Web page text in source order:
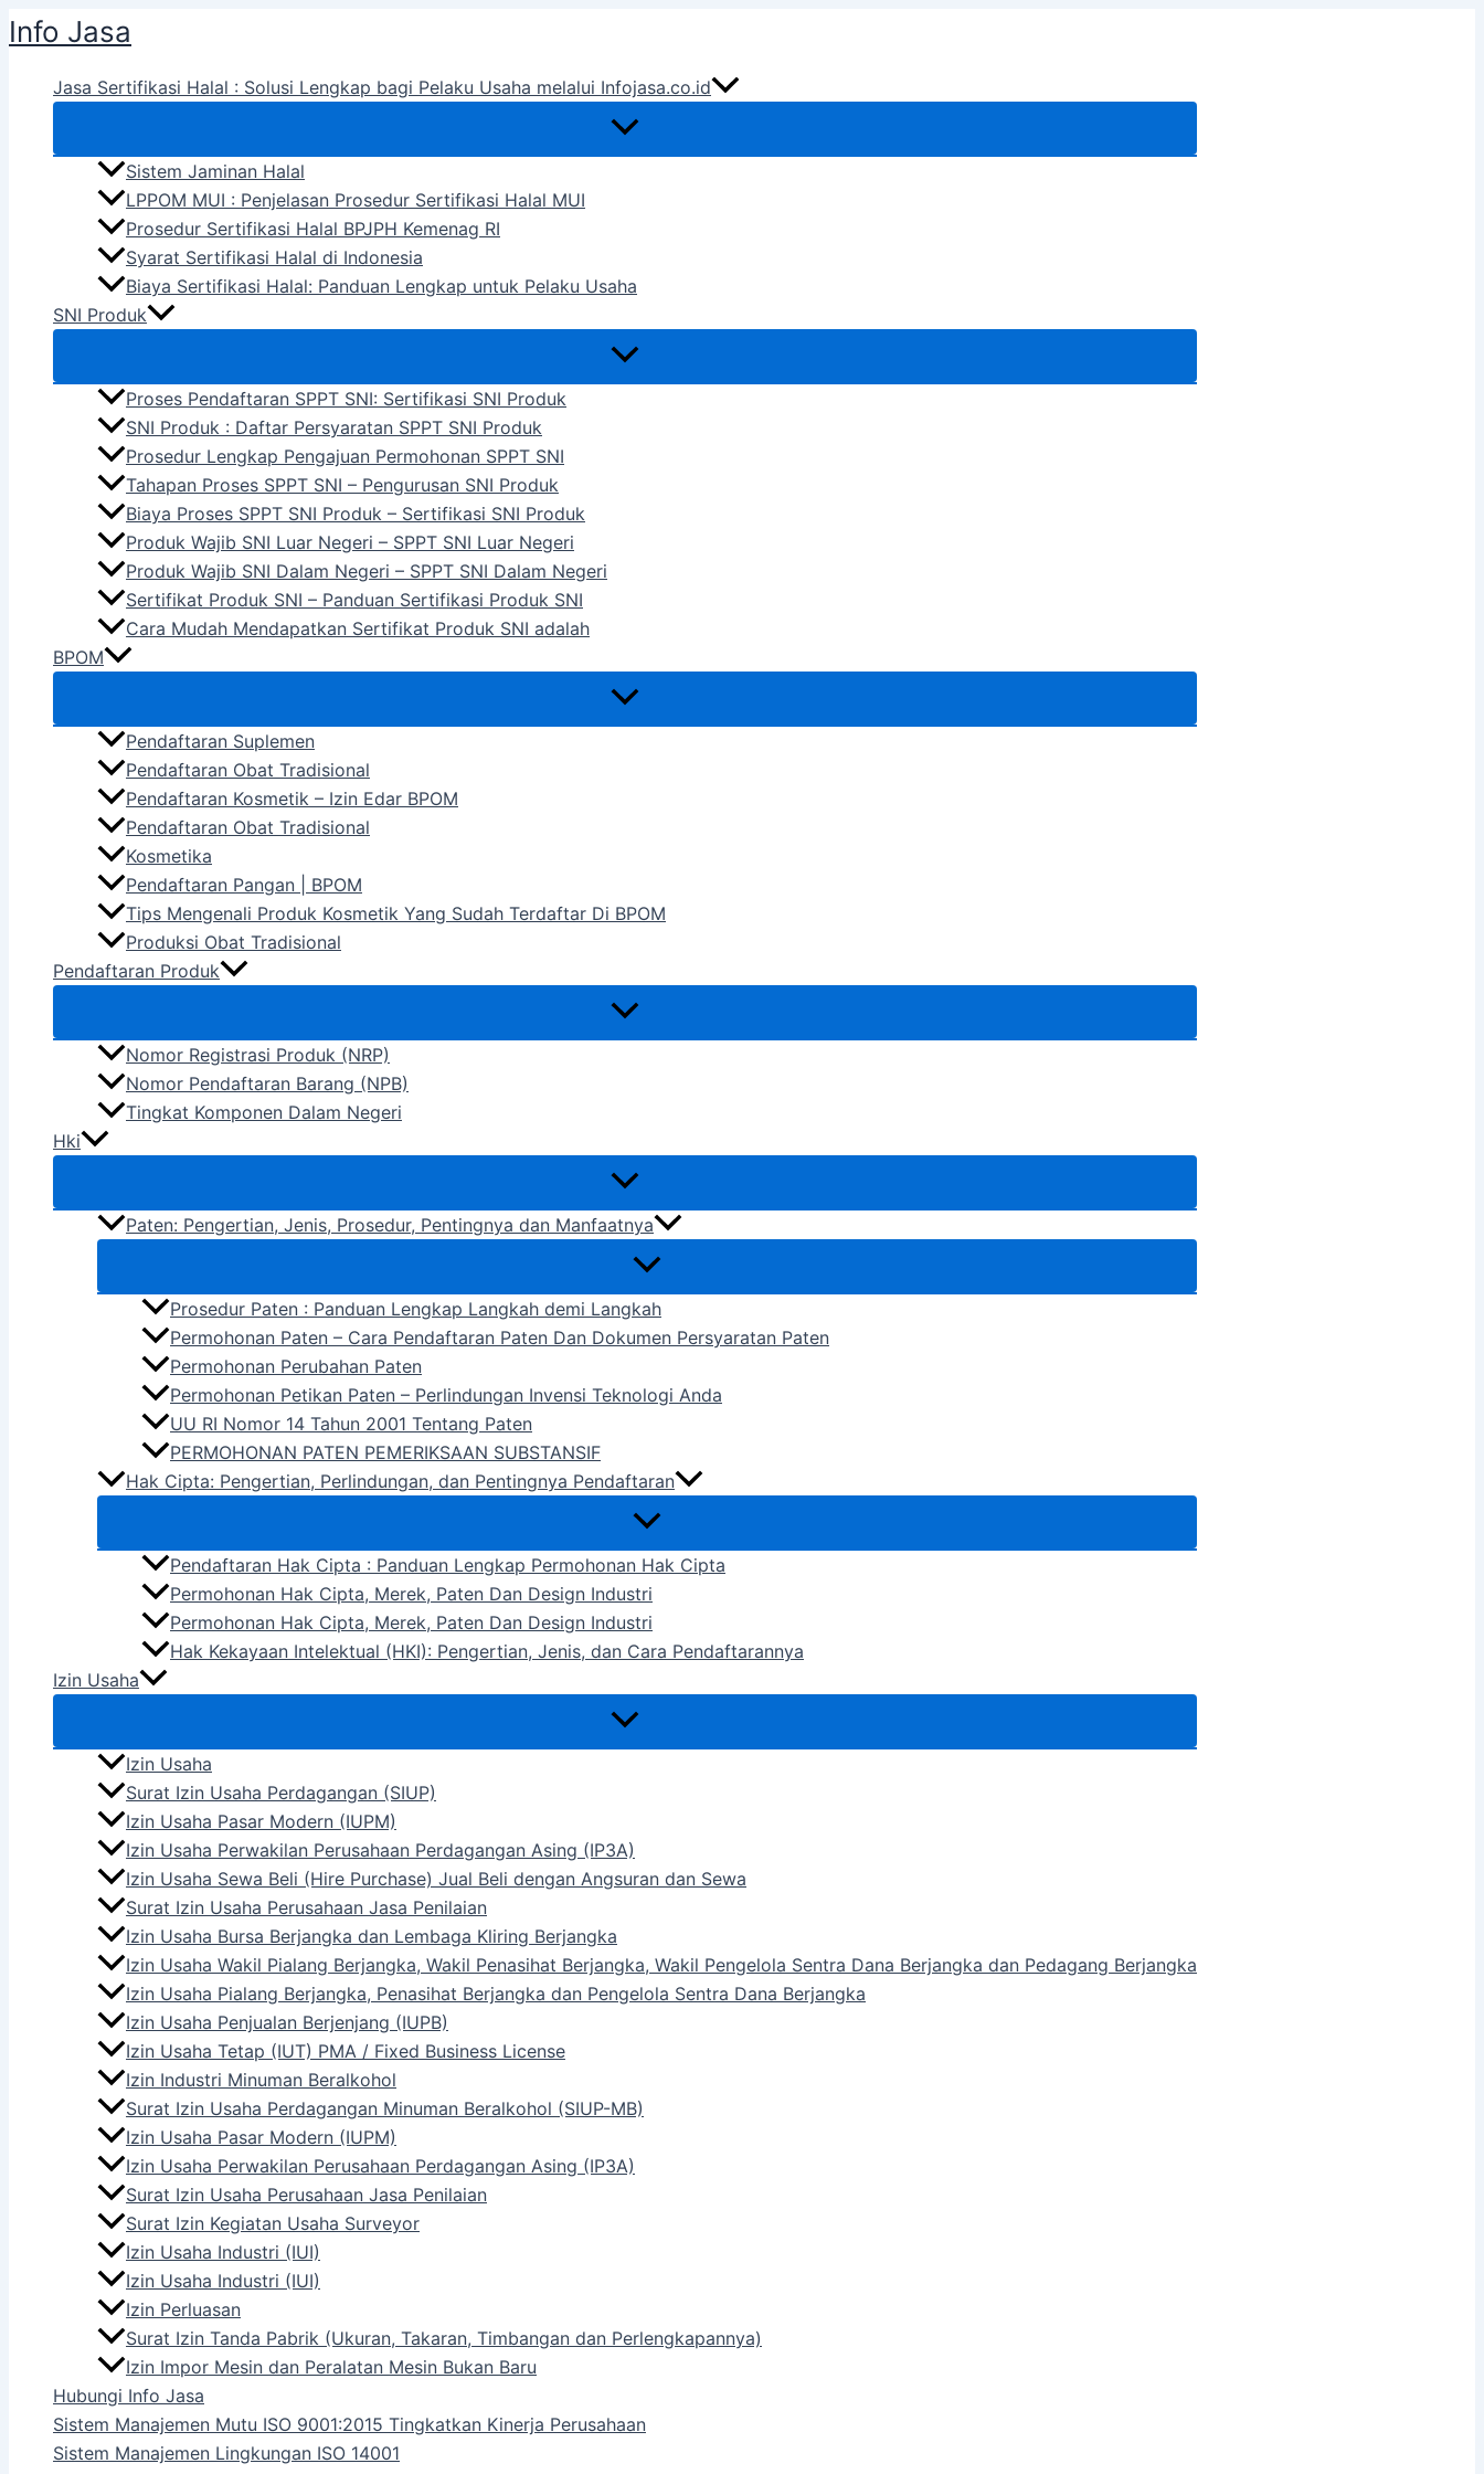
Skip
to
content
Info Jasa
Jasa Sertifikasi Halal : Solusi Lengkap bagi Pelaku Usaha melalui Infojasa.co.id
Sistem Jaminan Halal
LPPOM MUI : Penjelasan Prosedur Sertifikasi Halal MUI
Prosedur Sertifikasi Halal BPJPH Kemenag RI
Syarat Sertifikasi Halal di Indonesia
Biaya Sertifikasi Halal: Panduan Lengkap untuk Pelaku Usaha
SNI Produk
Proses Pendaftaran SPPT SNI: Sertifikasi SNI Produk
SNI Produk : Daftar Persyaratan SPPT SNI Produk
Prosedur Lengkap Pengajuan Permohonan SPPT SNI
Tahapan Proses SPPT SNI – Pengurusan SNI Produk
Biaya Proses SPPT SNI Produk – Sertifikasi SNI Produk
Produk Wajib SNI Luar Negeri – SPPT SNI Luar Negeri
Produk Wajib SNI Dalam Negeri – SPPT SNI Dalam Negeri
Sertifikat Produk SNI – Panduan Sertifikasi Produk SNI
Cara Mudah Mendapatkan Sertifikat Produk SNI adalah
BPOM
Pendaftaran Suplemen
Pendaftaran Obat Tradisional
Pendaftaran Kosmetik – Izin Edar BPOM
Pendaftaran Obat Tradisional
Kosmetika
Pendaftaran Pangan | BPOM
Tips Mengenali Produk Kosmetik Yang Sudah Terdaftar Di BPOM
Produksi Obat Tradisional
Pendaftaran Produk
Nomor Registrasi Produk (NRP)
Nomor Pendaftaran Barang (NPB)
Tingkat Komponen Dalam Negeri
Hki
Paten: Pengertian, Jenis, Prosedur, Pentingnya dan Manfaatnya
Prosedur Paten : Panduan Lengkap Langkah demi Langkah
Permohonan Paten – Cara Pendaftaran Paten Dan Dokumen Persyaratan Paten
Permohonan Perubahan Paten
Permohonan Petikan Paten – Perlindungan Invensi Teknologi Anda
UU RI Nomor 14 Tahun 2001 Tentang Paten
PERMOHONAN PATEN PEMERIKSAAN SUBSTANSIF
Hak Cipta: Pengertian, Perlindungan, dan Pentingnya Pendaftaran
Pendaftaran Hak Cipta : Panduan Lengkap Permohonan Hak Cipta
Permohonan Hak Cipta, Merek, Paten Dan Design Industri
Permohonan Hak Cipta, Merek, Paten Dan Design Industri
Hak Kekayaan Intelektual (HKI): Pengertian, Jenis, dan Cara Pendaftarannya
Izin Usaha
Izin Usaha
Surat Izin Usaha Perdagangan (SIUP)
Izin Usaha Pasar Modern (IUPM)
Izin Usaha Perwakilan Perusahaan Perdagangan Asing (IP3A)
Izin Usaha Sewa Beli (Hire Purchase) Jual Beli dengan Angsuran dan Sewa
Surat Izin Usaha Perusahaan Jasa Penilaian
Izin Usaha Bursa Berjangka dan Lembaga Kliring Berjangka
Izin Usaha Wakil Pialang Berjangka, Wakil Penasihat Berjangka, Wakil Pengelola Sentra Dana Berjangka dan Pedagang Berjangka
Izin Usaha Pialang Berjangka, Penasihat Berjangka dan Pengelola Sentra Dana Berjangka
Izin Usaha Penjualan Berjenjang (IUPB)
Izin Usaha Tetap (IUT) PMA / Fixed Business License
Izin Industri Minuman Beralkohol
Surat Izin Usaha Perdagangan Minuman Beralkohol (SIUP-MB)
Izin Usaha Pasar Modern (IUPM)
Izin Usaha Perwakilan Perusahaan Perdagangan Asing (IP3A)
Surat Izin Usaha Perusahaan Jasa Penilaian
Surat Izin Kegiatan Usaha Surveyor
Izin Usaha Industri (IUI)
Izin Usaha Industri (IUI)
Izin Perluasan
Surat Izin Tanda Pabrik (Ukuran, Takaran, Timbangan dan Perlengkapannya)
Izin Impor Mesin dan Peralatan Mesin Bukan Baru
Hubungi Info Jasa
Sistem Manajemen Mutu ISO 9001:2015 Tingkatkan Kinerja Perusahaan
Sistem Manajemen Lingkungan ISO 14001